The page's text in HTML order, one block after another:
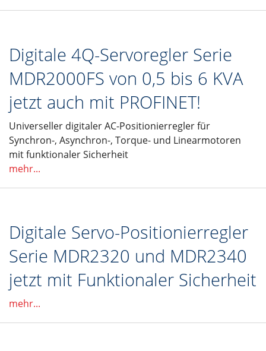
Digitale 4Q-Servoregler Serie
MDR2000FS von 0,5 bis 6 KVA
jetzt auch mit PROFINET!
Universeller digitaler AC-Positionierregler für
Synchron-, Asynchron-, Torque- und Linearmotoren
mit funktionaler Sicherheit
mehr...
Digitale Servo-Positionierregler
Serie MDR2320 und MDR2340
jetzt mit Funktionaler Sicherheit
mehr...